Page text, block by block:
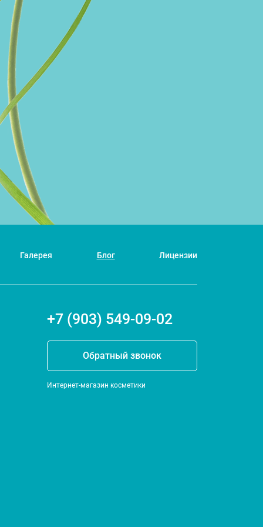
Галерея Блог Лицензии
+7 (903) 549-09-02
Обратный звонок
Интернет-магазин косметики